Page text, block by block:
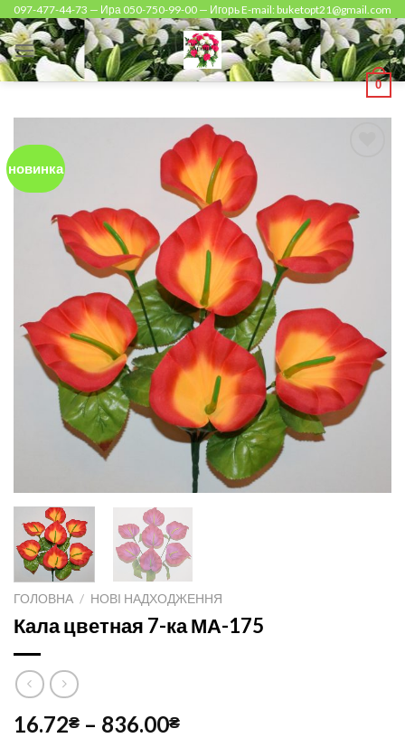
Skip
to
content
097-477-44-73 — Ира 050-750-99-00 — Игорь E-mail: buketopt21@gmail.com
0
новинка
Add to
Wishlist
ГОЛОВНА / НОВІ НАДХОДЖЕННЯ
Кала цветная 7-ка МА-175
16.72₴ – 836.00₴